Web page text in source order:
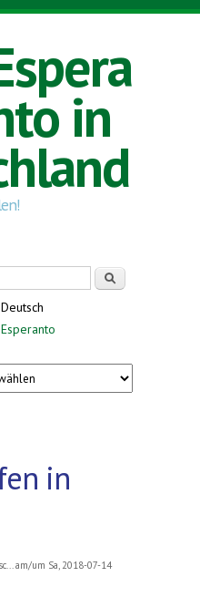
in
Deutsch
Esperanto
in
am/um Sa, 2018-07-14